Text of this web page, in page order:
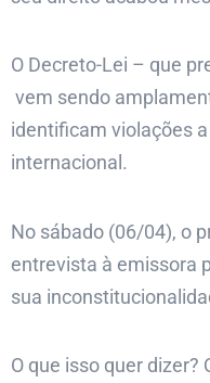
O Decreto-Lei – que
vem sendo
identificam violações
internacional.
No sábado (06/04), o
entrevista à emissora
sua
O que isso quer